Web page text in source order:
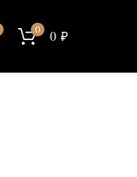
0 0 ₽